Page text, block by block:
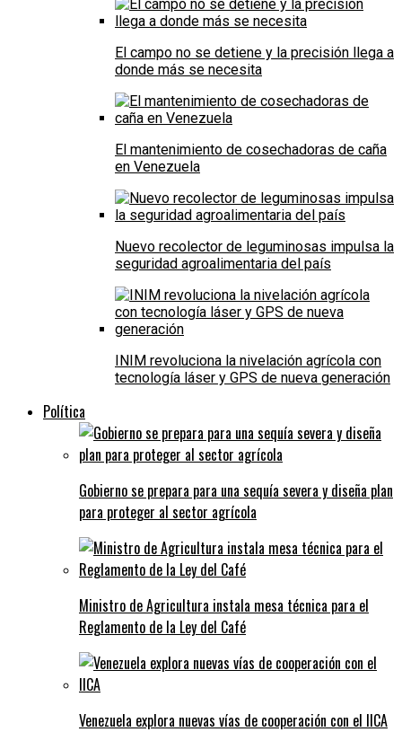
El campo no se detiene y la precisión llega a
donde más se necesita
El mantenimiento de cosechadoras de caña
en Venezuela
Nuevo recolector de leguminosas impulsa la
seguridad agroalimentaria del país
INIM revoluciona la nivelación agrícola con
tecnología láser y GPS de nueva generación
Política
Gobierno se prepara para una sequía severa y diseña plan
para proteger al sector agrícola
Ministro de Agricultura instala mesa técnica para el
Reglamento de la Ley del Café
Venezuela explora nuevas vías de cooperación con el IICA